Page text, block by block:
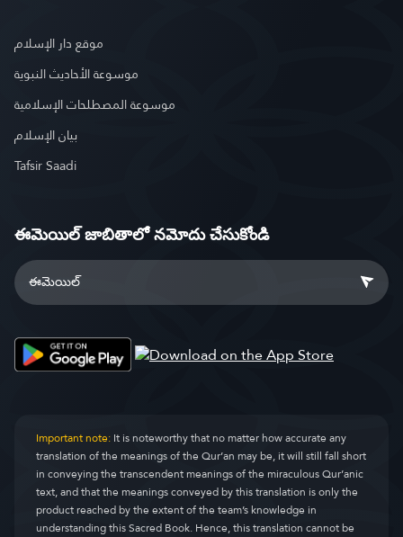
موقع دار الإسلام
موسوعة الأحاديث النبوية
موسوعة المصطلحات الإسلامية
بيان الإسلام
Tafsir Saadi
ఈమెయిల్ జాబితాలో నమోదు చేసుకోండి
Important note:It is noteworthy that no matter how accurate any
translation of the meanings of the Qur’an may be, it will still fall short
in conveying the transcendent meanings of the miraculous Qur’anic
text, and that the meanings conveyed by this translation is only the
product reached by the extent of the team’s knowledge in
understanding this Sacred Book. Hence, this translation cannot be